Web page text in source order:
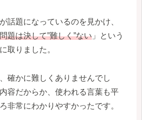
話題になっているのを見かけ、
題は決して”難しく”ない 」という
取りました。
確かに難しくありませんでし
容だからか、使われる言葉も平
非常にわかりやすかったです。